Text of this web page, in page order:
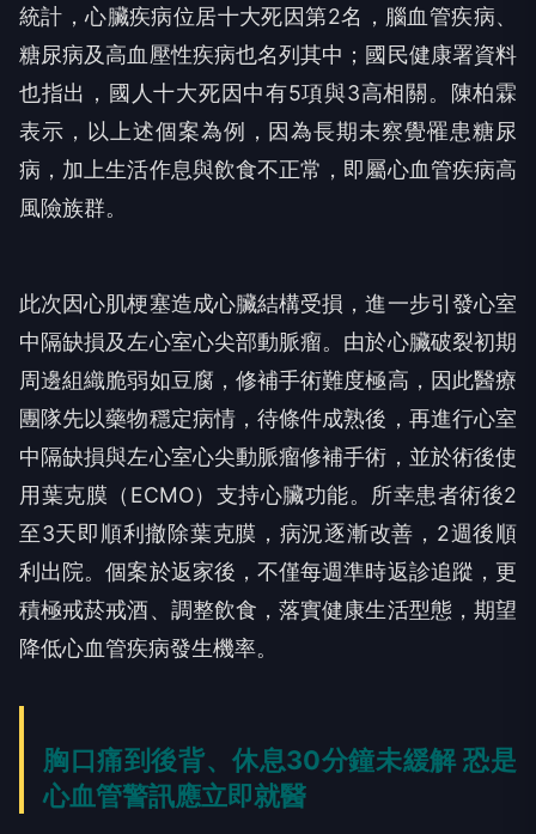
統計，心臟疾病位居十大死因第2名，腦血管疾病、
糖尿病及高血壓性疾病也名列其中；國民健康署資料
也指出，國人十大死因中有5項與3高相關。陳柏霖
表示，以上述個案為例，因為長期未察覺罹患糖尿
病，加上生活作息與飲食不正常，即屬心血管疾病高
風險族群。
此次因心肌梗塞造成心臟結構受損，進一步引發心室
中隔缺損及左心室心尖部動脈瘤。由於心臟破裂初期
周邊組織脆弱如豆腐，修補手術難度極高，因此醫療
團隊先以藥物穩定病情，待條件成熟後，再進行心室
中隔缺損與左心室心尖動脈瘤修補手術，並於術後使
用葉克膜（ECMO）支持心臟功能。所幸患者術後2
至3天即順利撤除葉克膜，病況逐漸改善，2週後順
利出院。個案於返家後，不僅每週準時返診追蹤，更
積極戒菸戒酒、調整飲食，落實健康生活型態，期望
降低心血管疾病發生機率。
胸口痛到後背、休息30分鐘未緩解 恐是
心血管警訊應立即就醫